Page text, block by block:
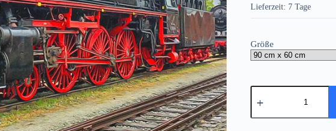
Lieferzeit: 7 Tage
Größe
Dampflok
BR
0509